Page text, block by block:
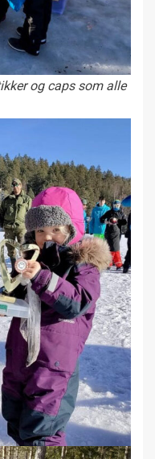
og caps som alle